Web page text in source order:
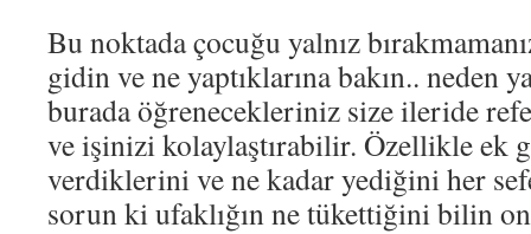
Bu noktada çocuğu yalnız
gidin ve ne yaptıklarına bakın.. neden
burada öğrenecekleriniz size ileride
ve işinizi kolaylaştırabilir. Özellikle ek
verdiklerini ve ne kadar yediğini her
sorun ki ufaklığın ne tükettiğini bilin